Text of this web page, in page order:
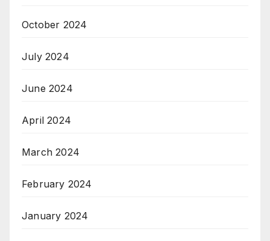
October 2024
July 2024
June 2024
April 2024
March 2024
February 2024
January 2024